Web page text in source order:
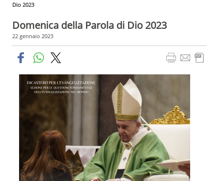
Dio 2023
Domenica della Parola di Dio 2023
22 gennaio 2023